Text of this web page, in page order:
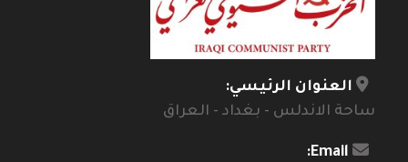
العنوان الرئيسي:
ساحة الاندلس - بغداد - العراق
Email: